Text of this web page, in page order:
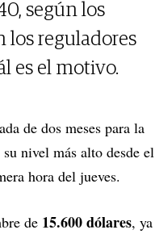
según los
los reguladores
es el motivo.
de dos meses para la
su nivel más alto desde el
hora del jueves.
de 15.600 dólares, ya